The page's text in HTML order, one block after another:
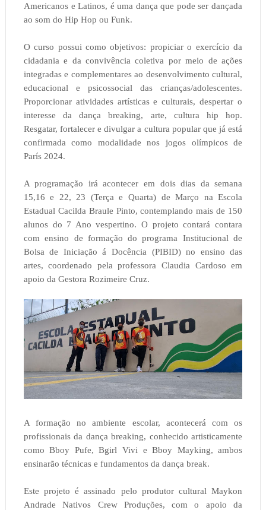
Americanos e Latinos, é uma dança que pode ser dançada
ao som do Hip Hop ou Funk.
O curso possui como objetivos: propiciar o exercício da
cidadania e da convivência coletiva por meio de ações
integradas e complementares ao desenvolvimento cultural,
educacional e psicossocial das crianças/adolescentes.
Proporcionar atividades artísticas e culturais, despertar o
interesse da dança breaking, arte, cultura hip hop.
Resgatar, fortalecer e divulgar a cultura popular que já está
confirmada como modalidade nos jogos olímpicos de
París 2024.
A programação irá acontecer em dois dias da semana
15,16 e 22, 23 (Terça e Quarta) de Março na Escola
Estadual Cacilda Braule Pinto, contemplando mais de 150
alunos do 7 Ano vespertino. O projeto contará contara
com ensino de formação do programa Institucional de
Bolsa de Iniciação á Docência (PIBID) no ensino das
artes, coordenado pela professora Claudia Cardoso em
apoio da Gestora Rozimeire Cruz.
A formação no ambiente escolar, acontecerá com os
profissionais da dança breaking, conhecido artisticamente
como Bboy Pufe, Bgirl Vivi e Bboy Mayking, ambos
ensinarão técnicas e fundamentos da dança break.
Este projeto é assinado pelo produtor cultural Maykon
Andrade Nativos Crew Produções, com o apoio da